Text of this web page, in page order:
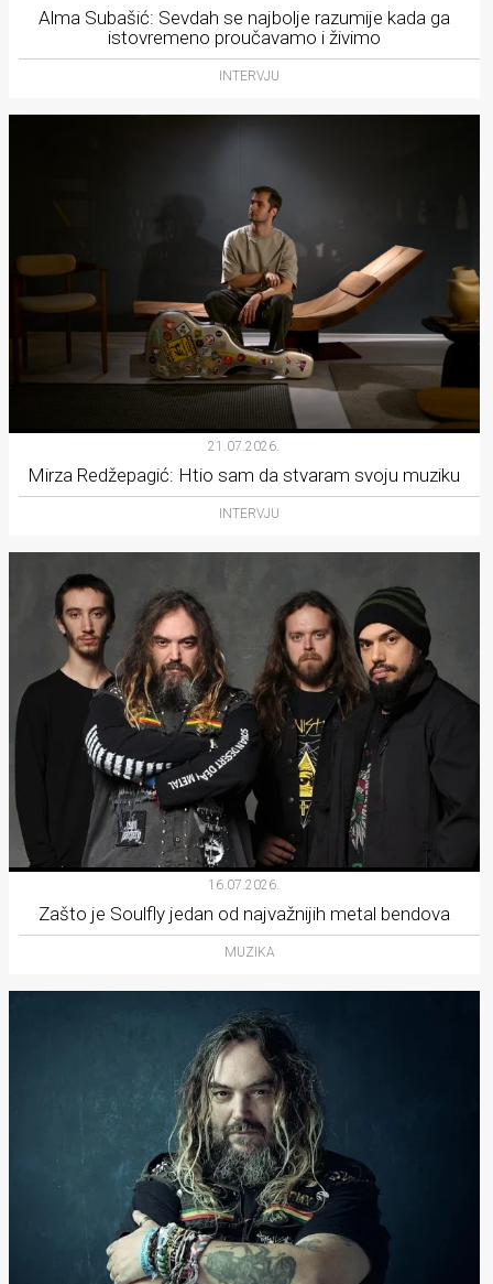
Alma Subašić: Sevdah se najbolje razumije kada ga
istovremeno proučavamo i živimo
INTERVJU
21.07.2026.
Mirza Redžepagić: Htio sam da stvaram svoju muziku
INTERVJU
16.07.2026.
Zašto je Soulfly jedan od najvažnijih metal bendova
MUZIKA